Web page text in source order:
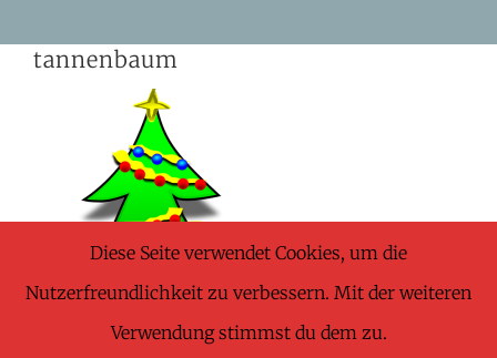
tannenbaum
Diese Seite verwendet Cookies, um die
Nutzerfreundlichkeit zu verbessern. Mit der weiteren
Verwendung stimmst du dem zu.